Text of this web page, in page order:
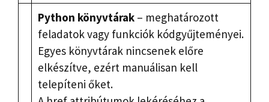
Python könyvtárak – meghatározott
feladatok vagy funkciók kódgyűjteményei.
Egyes könyvtárak nincsenek előre
elkészítve, ezért manuálisan kell
telepíteni őket.